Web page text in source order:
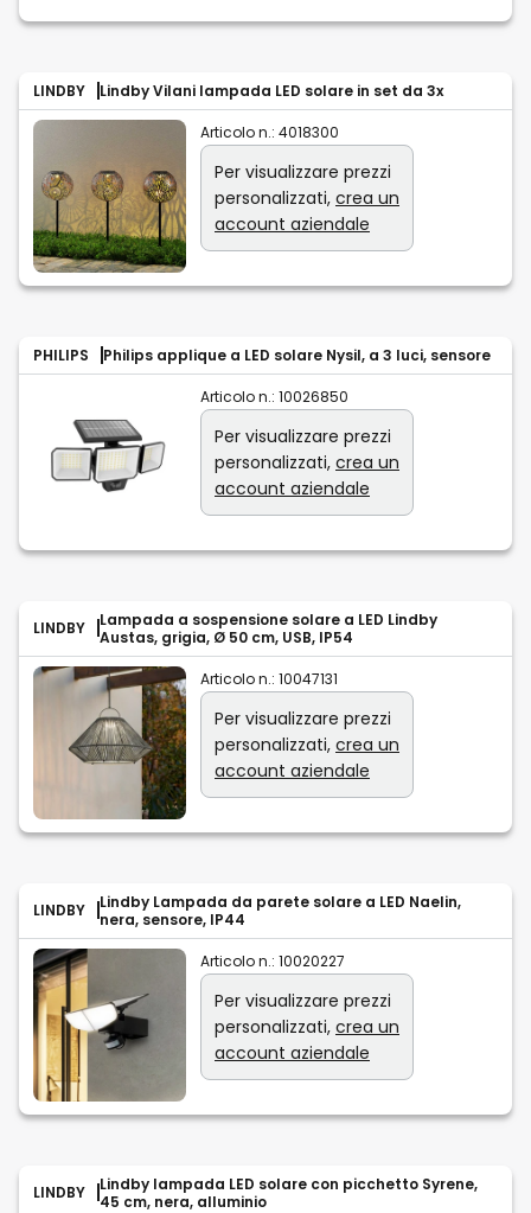
LINDBY Lindby Vilani lampada LED solare in set da 3x
Articolo n.: 4018300
Per visualizzare prezzi
personalizzati, crea un
account aziendale
PHILIPS Philips applique a LED solare Nysil, a 3 luci, sensore
Articolo n.: 10026850
Per visualizzare prezzi
personalizzati, crea un
account aziendale
LINDBY
Lampada a sospensione solare a LED Lindby
Austas, grigia, Ø 50 cm, USB, IP54
Articolo n.: 10047131
Per visualizzare prezzi
personalizzati, crea un
account aziendale
LINDBY
Lindby Lampada da parete solare a LED Naelin,
nera, sensore, IP44
Articolo n.: 10020227
Per visualizzare prezzi
personalizzati, crea un
account aziendale
LINDBY
Lindby lampada LED solare con picchetto Syrene,
45 cm, nera, alluminio